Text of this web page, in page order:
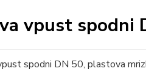
vpust spodni